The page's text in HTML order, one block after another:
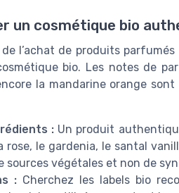
un cosmétique bio
l’achat de produits
bio. Les notes de
la mandarine orange
: Un produit
rose, le gardenia, le santal
sources végétales et non de
: Cherchez les labels bio